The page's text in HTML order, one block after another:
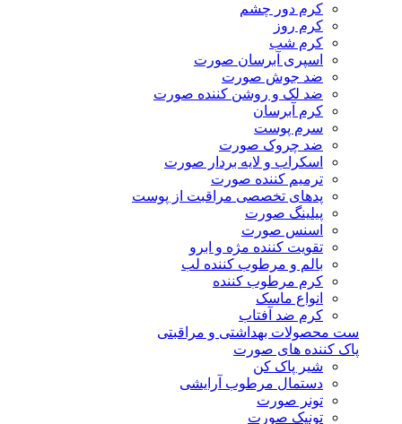
کرم دور چشم
کرم روز
کرم شب
اسپری آبرسان صورت
ضد جوش صورت
ضد لک و روشن کننده صورت
کرم آبرسان
سرم پوست
ضد چروک صورت
اسکراب و لایه بردار صورت
ترمیم کننده صورت
پدهای تخصصی مراقبت از پوست
پیلینگ صورت
اسنس صورت
تقویت کننده مژه و ابرو
بالم و مرطوب کننده لب
کرم مرطوب کننده
انواع ماسک
کرم ضد آفتاب
ست محصولات بهداشتی و مراقبتی
پاک کننده های صورت
شیر پاک کن
دستمال مرطوب آرایشی
تونر صورت
تونیک صورت